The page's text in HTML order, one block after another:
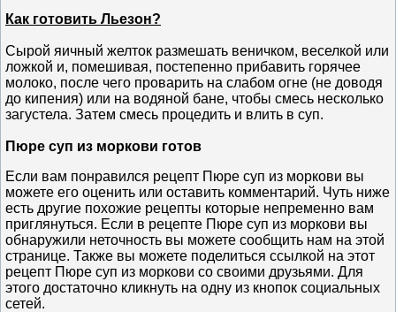
Как готовить Льезон?
Сырой яичный желток размешать веничком, веселкой или
ложкой и, помешивая, постепенно прибавить горячее
молоко, после чего проварить на слабом огне (не доводя
до кипения) или на водяной бане, чтобы смесь несколько
загустела. Затем смесь процедить и влить в суп.
Пюре суп из моркови готов
Если вам понравился рецепт Пюре суп из моркови вы
можете его оценить или оставить комментарий. Чуть ниже
есть другие похожие рецепты которые непременно вам
приглянуться. Если в рецепте Пюре суп из моркови вы
обнаружили неточность вы можете сообщить нам на этой
странице. Также вы можете поделиться ссылкой на этот
рецепт Пюре суп из моркови со своими друзьями. Для
этого достаточно кликнуть на одну из кнопок социальных
сетей.